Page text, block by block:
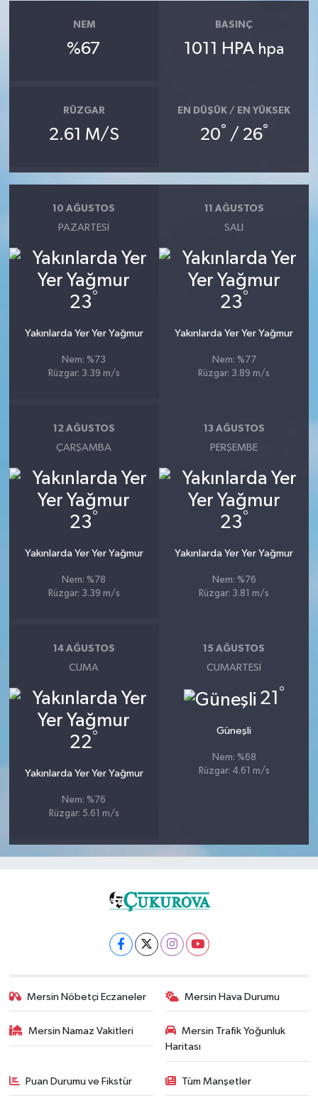
NEM
%67
BASINÇ
1011 HPA hpa
RÜZGAR
2.61 M/S
EN DÜŞÜK / EN YÜKSEK
20° / 26°
10 AĞUSTOS
PAZARTESI
23°
Yakınlarda Yer Yer Yağmur
Nem: %73
Rüzgar: 3.39 m/s
11 AĞUSTOS
SALI
23°
Yakınlarda Yer Yer Yağmur
Nem: %77
Rüzgar: 3.89 m/s
12 AĞUSTOS
ÇARŞAMBA
23°
Yakınlarda Yer Yer Yağmur
Nem: %78
Rüzgar: 3.39 m/s
13 AĞUSTOS
PERŞEMBE
23°
Yakınlarda Yer Yer Yağmur
Nem: %76
Rüzgar: 3.81 m/s
14 AĞUSTOS
CUMA
22°
Yakınlarda Yer Yer Yağmur
Nem: %76
Rüzgar: 5.61 m/s
15 AĞUSTOS
CUMARTESI
21 °
Güneşli
Nem: %68
Rüzgar: 4.61 m/s
Mersin Nöbetçi Eczaneler Mersin Hava Durumu
Mersin Namaz Vakitleri
Mersin Trafik Yoğunluk
Haritası
Puan Durumu ve Fikstür Tüm Manşetler